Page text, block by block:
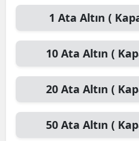
1 Ata Altın (
10 Ata Altın (
20 Ata Altın (
50 Ata Altın (